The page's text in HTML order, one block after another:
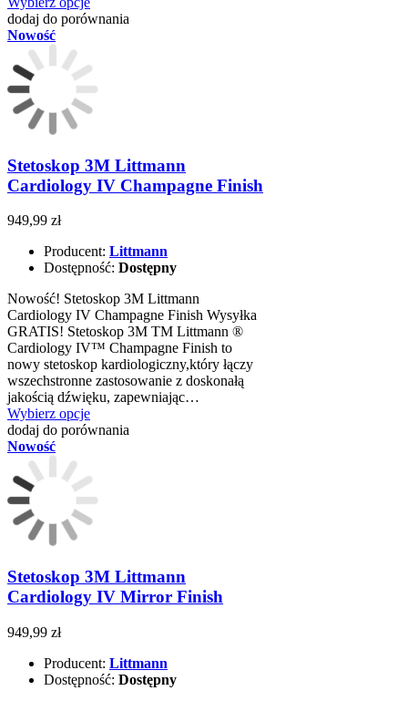
dodaj do porównania
Nowość
Stetoskop 3M Littmann
Cardiology IV Champagne Finish
949,99 zł
Producent: Littmann
Dostępność: Dostępny
Nowość! Stetoskop 3M Littmann
Cardiology IV Champagne Finish Wysyłka
GRATIS! Stetoskop 3M TM Littmann ®
Cardiology IV™ Champagne Finish to
nowy stetoskop kardiologiczny,który łączy
wszechstronne zastosowanie z doskonałą
jakością dźwięku, zapewniając…
Wybierz opcje
dodaj do porównania
Nowość
Stetoskop 3M Littmann
Cardiology IV Mirror Finish
949,99 zł
Producent: Littmann
Dostępność: Dostępny